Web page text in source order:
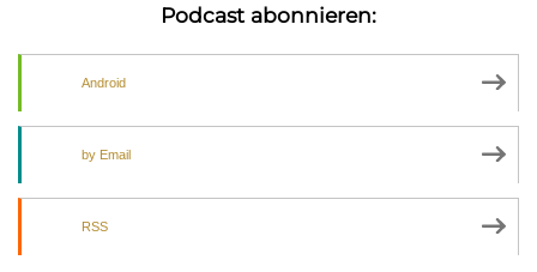
Podcast abonnieren:
Android
by Email
RSS